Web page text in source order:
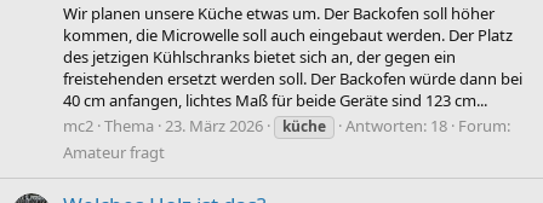
Wir planen unsere Küche etwas um. Der Backofen soll höher
kommen, die Microwelle soll auch eingebaut werden. Der Platz
des jetzigen Kühlschranks bietet sich an, der gegen ein
freistehenden ersetzt werden soll. Der Backofen würde dann bei
40 cm anfangen, lichtes Maß für beide Geräte sind 123 cm...
mc2 Thema 23. März 2026 küche Antworten: 18 Forum:
Amateur fragt